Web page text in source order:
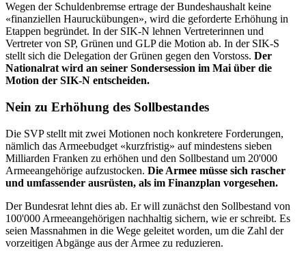
Wegen der Schuldenbremse ertrage der Bundeshaushalt keine
«finanziellen Hauruckübungen», wird die geforderte Erhöhung in
Etappen begründet. In der SIK-N lehnen Vertreterinnen und
Vertreter von SP, Grünen und GLP die Motion ab. In der SIK-S
stellt sich die Delegation der Grünen gegen den Vorstoss. Der
Nationalrat wird an seiner Sondersession im Mai über die
Motion der SIK-N entscheiden.
Nein zu Erhöhung des Sollbestandes
Die SVP stellt mit zwei Motionen noch konkretere Forderungen,
nämlich das Armeebudget «kurzfristig» auf mindestens sieben
Milliarden Franken zu erhöhen und den Sollbestand um 20'000
Armeeangehörige aufzustocken. Die Armee müsse sich rascher
und umfassender ausrüsten, als im Finanzplan vorgesehen.
Der Bundesrat lehnt dies ab. Er will zunächst den Sollbestand von
100'000 Armeeangehörigen nachhaltig sichern, wie er schreibt. Es
seien Massnahmen in die Wege geleitet worden, um die Zahl der
vorzeitigen Abgänge aus der Armee zu reduzieren.